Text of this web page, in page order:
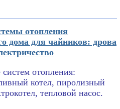
отопления
дома для чайников: дрова
отопления:
котел, пиролизный
тепловой насос.